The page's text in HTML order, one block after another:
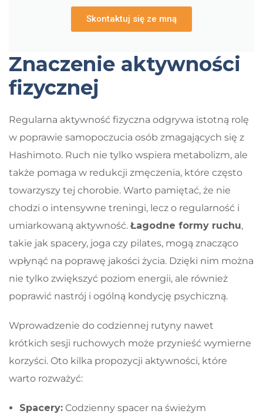
Skontaktuj się ze mną
Znaczenie aktywności
fizycznej
Regularna aktywność fizyczna odgrywa istotną rolę
w poprawie samopoczucia osób zmagających się z
Hashimoto. Ruch nie tylko wspiera metabolizm, ale
także pomaga w redukcji zmęczenia, które często
towarzyszy tej chorobie. Warto pamiętać, że nie
chodzi o intensywne treningi, lecz o regularność i
umiarkowaną aktywność. Łagodne formy ruchu,
takie jak spacery, joga czy pilates, mogą znacząco
wpłynąć na poprawę jakości życia. Dzięki nim można
nie tylko zwiększyć poziom energii, ale również
poprawić nastrój i ogólną kondycję psychiczną.
Wprowadzenie do codziennej rutyny nawet
krótkich sesji ruchowych może przynieść wymierne
korzyści. Oto kilka propozycji aktywności, które
warto rozważyć:
Spacery: Codzienny spacer na świeżym